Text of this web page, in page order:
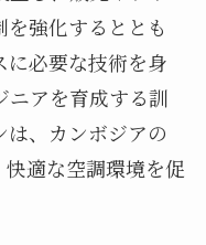
強化するととも
に必要な技術を身
ニアを育成する訓
、カンボジアの
適な空調環境を促